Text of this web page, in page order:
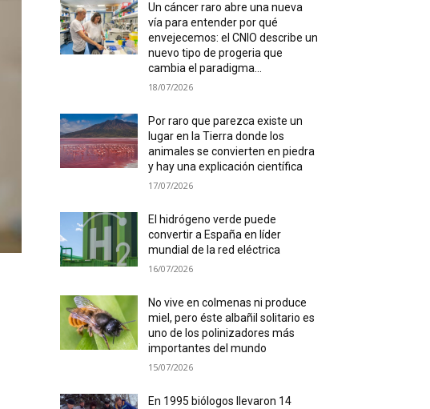
Un cáncer raro abre una nueva
vía para entender por qué
envejecemos: el CNIO describe un
nuevo tipo de progeria que
cambia el paradigma...
18/07/2026
Por raro que parezca existe un
lugar en la Tierra donde los
animales se convierten en piedra
y hay una explicación científica
17/07/2026
El hidrógeno verde puede
convertir a España en líder
mundial de la red eléctrica
16/07/2026
No vive en colmenas ni produce
miel, pero éste albañil solitario es
uno de los polinizadores más
importantes del mundo
15/07/2026
En 1995 biólogos llevaron 14